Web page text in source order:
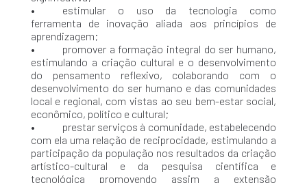
• estimular o uso da tecnologia como
ferramenta de inovação aliada aos princípios de
aprendizagem;
• promover a formação integral do ser humano,
estimulando a criação cultural e o desenvolvimento
do pensamento reflexivo, colaborando com o
desenvolvimento do ser humano e das comunidades
local e regional, com vistas ao seu bem-estar social,
econômico, político e cultural;
• prestar serviços à comunidade, estabelecendo
com ela uma relação de reciprocidade, estimulando a
participação da população nos resultados da criação
artístico-cultural e da pesquisa científica e
tecnológica promovendo assim a extensão